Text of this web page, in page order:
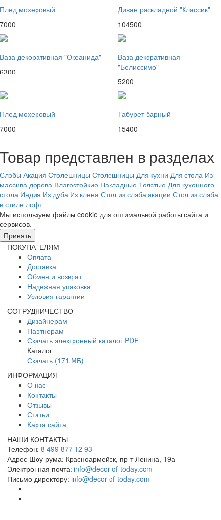
Плед мохеровый
7000
Диван раскладной "Классик"
104500
Ваза декоративная "Океанида"
6300
Ваза декоративная
"Белиссимо"
5200
Плед мохеровый
7000
Табурет барный
15400
Товар представлен в разделах
Слэбы Акация Столешницы Столешницы Для кухни Для стола Из
массива дерева Влагостойкие Накладные Толстые Для кухонного
стола Индия Из дуба Из клена Стол из слэба акации Стол из слэба
в стиле лофт
Мы используем файлы cookie для оптимальной работы сайта и
сервисов.
Принять
ПОКУПАТЕЛЯМ
Оплата
Доставка
Обмен и возврат
Надежная упаковка
Условия гарантии
СОТРУДНИЧЕСТВО
Дизайнерам
Партнерам
Скачать электронный каталог PDF
Каталог
Скачать (171 МБ)
ИНФОРМАЦИЯ
О нас
Контакты
Отзывы
Статьи
Карта сайта
НАШИ КОНТАКТЫ
Телефон: 8 499 877 12 93
Адрес Шоу-рума: Красноармейск, пр-т Ленина, 19а
Электронная почта: info@decor-of-today.com
Письмо директору: info@decor-of-today.com